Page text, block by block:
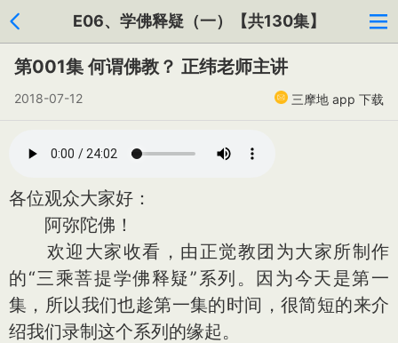
E06、学佛释疑（一）【共130集】
第001集 何谓佛教？ 正纬老师主讲
2018-07-12 三摩地 app 下载
各位观众大家好：
阿弥陀佛！
欢迎大家收看，由正觉教团为大家所制作
的“三乘菩提学佛释疑”系列。因为今天是第一
集，所以我们也趁第一集的时间，很简短的来介
绍我们录制这个系列的缘起。